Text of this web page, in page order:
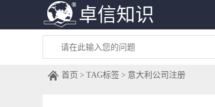
卓信知识
首页 TAG标签 意大利公司注册